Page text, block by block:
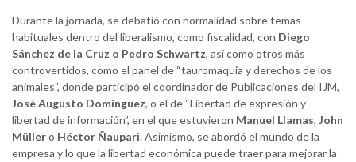
Durante la jornada, se debatió con normalidad sobre temas
habituales dentro del liberalismo, como fiscalidad, con Diego
Sánchez de la Cruz o Pedro Schwartz, así como otros más
controvertidos, como el panel de “tauromaquia y derechos de los
animales”, donde participó el coordinador de Publicaciones del IJM,
José Augusto Domínguez, o el de “Libertad de expresión y
libertad de información”, en el que estuvieron Manuel Llamas, John
Müllero Héctor Ñaupari. Asimismo, se abordó el mundo de la
empresa y lo que la libertad económica puede traer para mejorar la